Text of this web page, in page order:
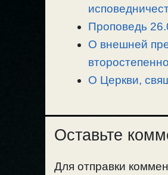
Проповедь
О внешней
О Церкви,
Оставьте
Для отправки